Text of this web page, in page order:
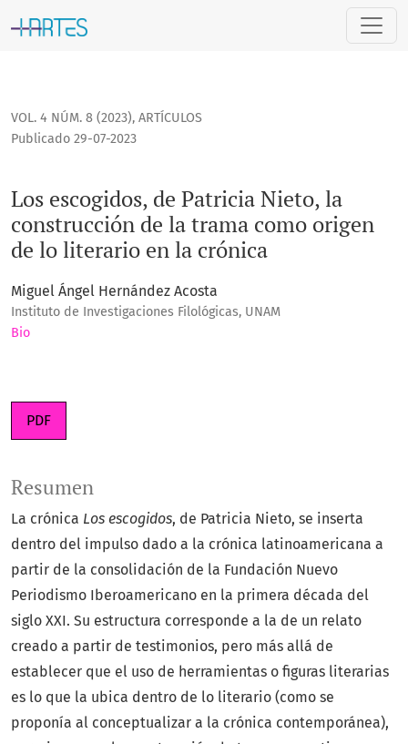
Los escogidos, de Patricia Nieto, la construcción de la
VOL. 4 NÚM. 8 (2023), ARTÍCULOS
Los escogidos, de Patricia Nieto, la
construcción de la trama como origen
de lo literario en la crónica
Publicado 29-07-2023
Miguel Ángel Hernández Acosta
Instituto de Investigaciones Filológicas, UNAM
Bio
PDF
Resumen
La crónica Los escogidos, de Patricia Nieto, se inserta
dentro del impulso dado a la crónica latinoamericana a
partir de la consolidación de la Fundación Nuevo
Periodismo Iberoamericano en la primera década del
siglo XXI. Su estructura corresponde a la de un relato
creado a partir de testimonios, pero más allá de
establecer que el uso de herramientas o figuras literarias
es lo que la ubica dentro de lo literario (como se
proponía al conceptualizar a la crónica contemporánea),